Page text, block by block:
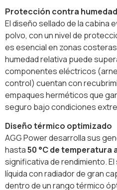
Protección contra
El diseño sellado de la cabina
polvo, con un nivel de
es esencial en zonas
humedad relativa puede
componentes eléctricos
control) cuentan con
empaques herméticos que
seguro bajo condiciones
Diseño térmico optimizado
AGG Power desarrolla sus
hasta50 °C de temperatura
significativa de rendimiento.
líquida con radiador de gran
dentro de un rango térmico